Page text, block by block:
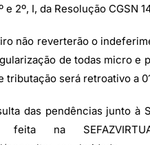
2º, I, da Resolução CGSN
não reverterão o
de todas micro e
será retroativo a
das pendências junto à
na